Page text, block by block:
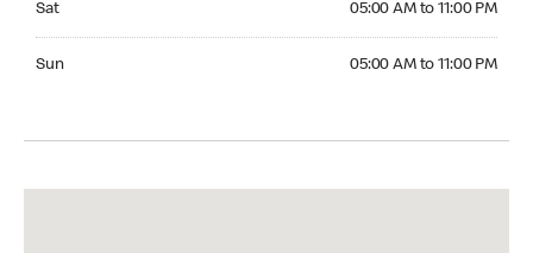
Sat 05:00 AM to 11:00 PM
Sun 05:00 AM to 11:00 PM